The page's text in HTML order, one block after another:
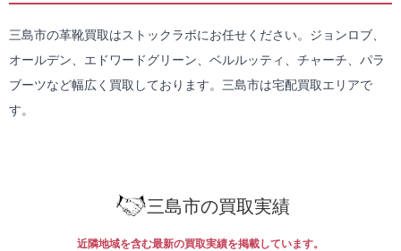
三島市の革靴買取はストックラボにお任せください。ジョンロブ、
オールデン、エドワードグリーン、ベルルッティ、チャーチ、パラ
ブーツなど幅広く買取しております。三島市は宅配買取エリアで
す。
三島市の買取実績
近隣地域を含む最新の買取実績を掲載しています。